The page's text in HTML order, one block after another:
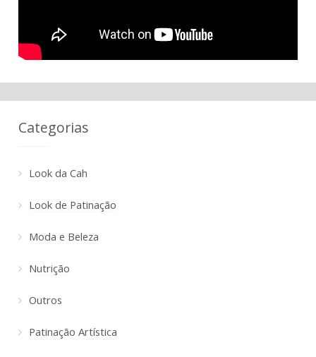
Categorias
Look da Cah
Look de Patinação
Moda e Beleza
Nutrição
Outros
Patinação Artística